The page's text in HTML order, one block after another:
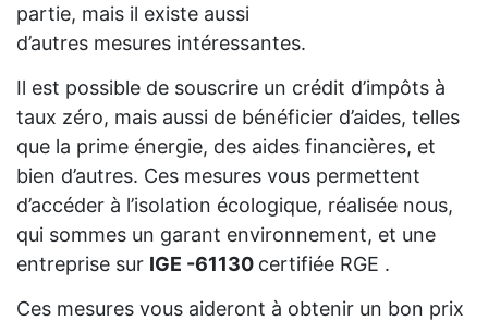
partie, mais il existe aussi
d’autres mesures intéressantes.
Il est possible de souscrire un crédit d’impôts à
taux zéro, mais aussi de bénéficier d’aides, telles
que la prime énergie, des aides financières, et
bien d’autres. Ces mesures vous permettent
d’accéder à l’isolation écologique, réalisée nous,
qui sommes un garant environnement, et une
entreprise sur IGE -61130 certifiée RGE .
Ces mesures vous aideront à obtenir un bon prix